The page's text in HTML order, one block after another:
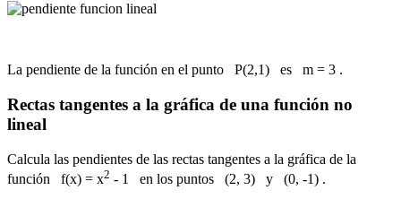
La pendiente de la función en el punto P(2,1) es m = 3 .
Rectas tangentes a la gráfica de una función no
lineal
Calcula las pendientes de las rectas tangentes a la gráfica de la
función f(x) = x2 - 1 en los puntos (2, 3) y (0, -1) .